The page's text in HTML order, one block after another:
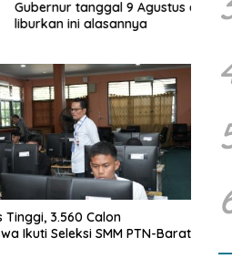
Gubernur tanggal 9 Agustus di
liburkan ini alasannya
Tinggi, 3.560 Calon
Ikuti Seleksi SMM PTN-Barat